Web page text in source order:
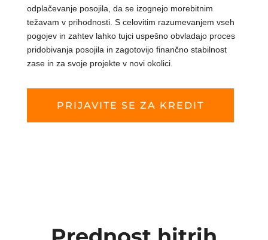
odplačevanje posojila, da se izognejo morebitnim
težavam v prihodnosti. S celovitim razumevanjem vseh
pogojev in zahtev lahko tujci uspešno obvladajo proces
pridobivanja posojila in zagotovijo finančno stabilnost
zase in za svoje projekte v novi okolici.
PRIJAVITE SE ZA KREDIT